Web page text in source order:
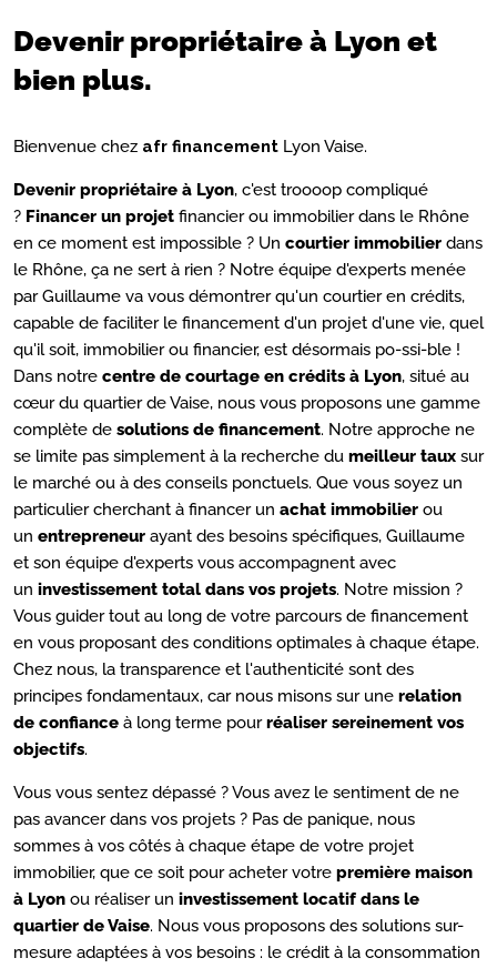
Devenir propriétaire à Lyon et
bien plus.
Bienvenue chez afr financement Lyon Vaise.
Devenir propriétaire à Lyon, c'est troooop compliqué
? Financer un projet financier ou immobilier dans le Rhône
en ce moment est impossible ? Un courtier immobilier dans
le Rhône, ça ne sert à rien ? Notre équipe d'experts menée
par Guillaume va vous démontrer qu'un courtier en crédits,
capable de faciliter le financement d'un projet d'une vie, quel
qu'il soit, immobilier ou financier, est désormais po-ssi-ble !
Dans notre centre de courtage en crédits à Lyon, situé au
cœur du quartier de Vaise, nous vous proposons une gamme
complète de solutions de financement. Notre approche ne
se limite pas simplement à la recherche du meilleur taux sur
le marché ou à des conseils ponctuels. Que vous soyez un
particulier cherchant à financer un achat immobilier ou
un entrepreneur ayant des besoins spécifiques, Guillaume
et son équipe d'experts vous accompagnent avec
un investissement total dans vos projets. Notre mission ?
Vous guider tout au long de votre parcours de financement
en vous proposant des conditions optimales à chaque étape.
Chez nous, la transparence et l'authenticité sont des
principes fondamentaux, car nous misons sur une relation
de confiance à long terme pourréaliser sereinement vos
objectifs.
Vous vous sentez dépassé ? Vous avez le sentiment de ne
pas avancer dans vos projets ? Pas de panique, nous
sommes à vos côtés à chaque étape de votre projet
immobilier, que ce soit pour acheter votre première maison
à Lyon ou réaliser un investissement locatif dans le
quartier de Vaise. Nous vous proposons des solutions sur-
mesure adaptées à vos besoins : le crédit à la consommation